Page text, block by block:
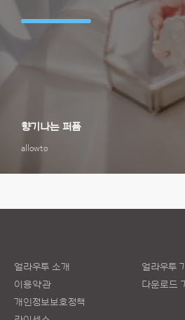
allowto
향기나는 퍼퓸
얼라우투 소개
이용약관
개인정보보호정책
얼라우투
다운로드